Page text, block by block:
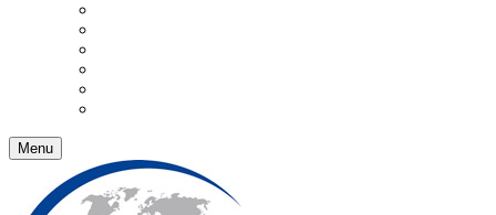
Menu